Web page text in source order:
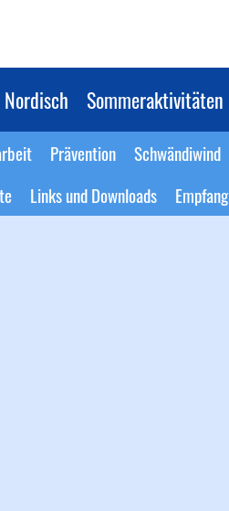
Nordisch Sommeraktivitäten
Prävention Schwändiwind
Links und Downloads Empfang